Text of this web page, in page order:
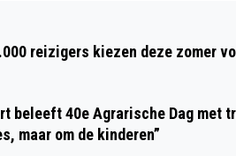
OUD-PAROCHIANEN
WELZIJN
reizigers kiezen deze zomer
beleeft 40e Agrarische Dag met
maar om de kinderen”